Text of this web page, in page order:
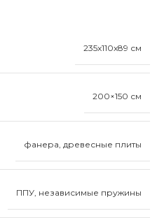
235x110x89 см
200×150 см
фанера, древесные плиты
ППУ, независимые пружины